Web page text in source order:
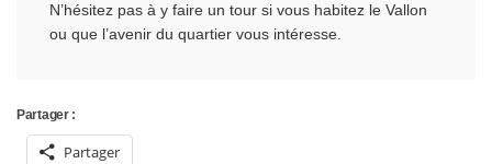
N’hésitez pas à y faire un tour si vous habitez le Vallon
ou que l’avenir du quartier vous intéresse.
Partager :
Partager